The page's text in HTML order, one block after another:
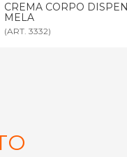
SAPONE LIQUIDO
MELA
(ART. 3331)